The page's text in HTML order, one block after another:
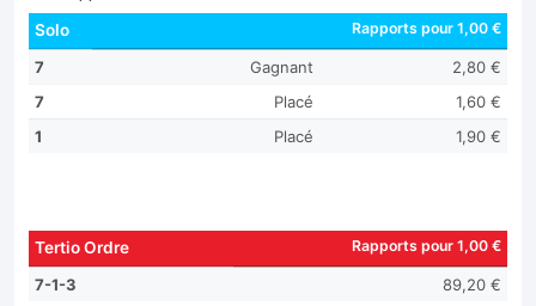
Solo Rapports pour 1,00 €
7 Gagnant
2,80 €
7
Placé
1,60 €
1
Placé 1,90 €
Tertio Ordre Rapports pour 1,00 €
7-1-3 89,20 €